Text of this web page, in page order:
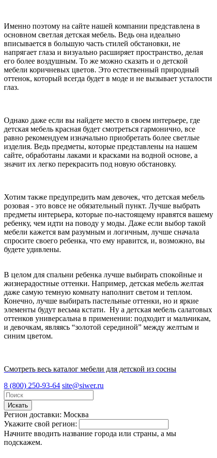
Именно поэтому на сайте нашей компании представлена в
основном светлая детская мебель. Ведь она идеально
вписывается в большую часть стилей обстановки, не
напрягает глаза и визуально расширяет пространство, делая
его более воздушным. То же можно сказать и о детской
мебели коричневых цветов. Это естественный природный
оттенок, который всегда будет в моде и не вызывает усталости
глаз.
Однако даже если вы найдете место в своем интерьере, где
детская мебель красная будет смотреться гармонично, все
равно рекомендуем изначально приобретать более светлые
изделия. Ведь предметы, которые представлены на нашем
сайте, обработаны лаками и красками на водной основе, а
значит их легко перекрасить под новую обстановку.
Хотим также предупредить мам девочек, что детская мебель
розовая - это вовсе не обязательный пункт. Лучше выбрать
предметы интерьера, которые по-настоящему нравятся вашему
ребенку, чем идти на поводу у моды. Даже если выбор такой
мебели кажется вам разумным и логичным, лучше сначала
спросите своего ребенка, что ему нравится, и, возможно, вы
будете удивлены.
В целом для спальни ребенка лучше выбирать спокойные и
жизнерадостные оттенки. Например, детская мебель желтая
даже самую темную комнату наполнит светом и теплом.
Конечно, лучше выбирать пастельные оттенки, но и яркие
элементы будут весьма кстати. Ну а детская мебель салатовых
оттенков универсальна в применении: подходит и мальчикам,
и девочкам, являясь “золотой серединой” между желтым и
синим цветом.
Смотреть весь каталог мебели для детской из сосны
8 (800) 250-93-64 site@siwer.ru
Искать
Регион доставки: Москва
Укажите свой регион:
Начните вводить название города или страны, а мы
подскажем.